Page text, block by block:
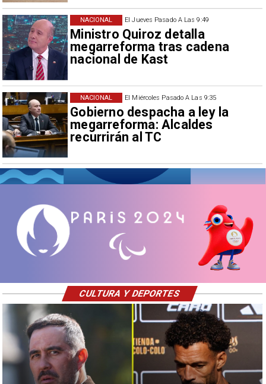
El Jueves Pasado A Las 9:49
Ministro Quiroz detalla
megarreforma tras cadena
nacional de Kast
NACIONAL
El Miércoles Pasado A Las 9:35
Gobierno despacha a ley la
megarreforma: Alcaldes
recurrirán al TC
NACIONAL
CULTURA Y DEPORTES